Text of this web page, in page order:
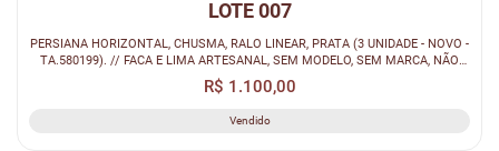
LOTE 007
PERSIANA HORIZONTAL, CHUSMA, RALO LINEAR, PRATA (3 UNIDADE - NOVO -
TA.580199). // FACA E LIMA ARTESANAL, SEM MODELO, SEM MARCA, NÃO
CABE (1...
R$ 1.100,00
Vendido